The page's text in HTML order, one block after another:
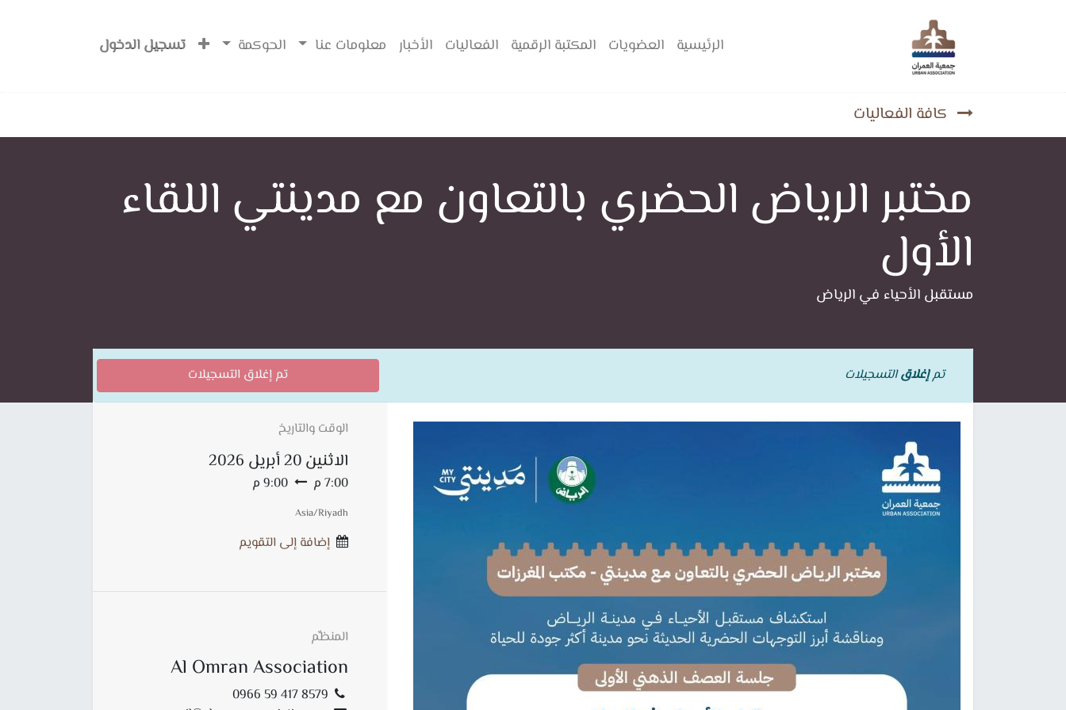
الرئيسية العضويات المكتبة الرقمية الفعاليات الأخبار معلومات عنا الحوكمة تسجيل الدخول
كافة الفعاليات
مختبر الرياض الحضري بالتعاون مع مدينتي اللقاء
الأول
مستقبل الأحياء في الرياض
تمإغلاقالتسجيلات تم إغلاق التسجيلات
الوقت والتاريخ
الاثنين20 أبريل 2026
7:00 م 9:00 م
Asia/Riyadh
إضافة إلى التقويم
المنظِّم
Al Omran Association
0966 59 417 8579